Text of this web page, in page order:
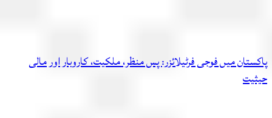
پاکستان میں فوجی فرٹیلائزر: پس منظر، ملکیت، کاروبار اور مالی
حیثیت